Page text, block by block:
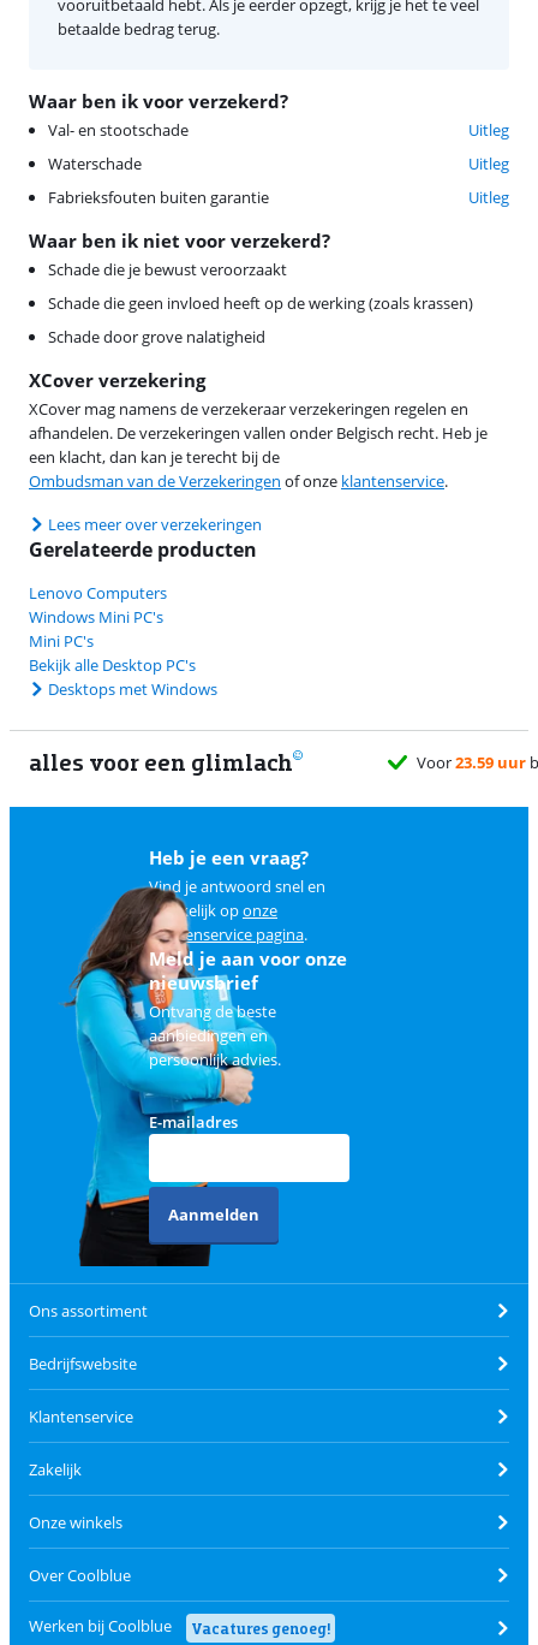
Waar ben ik voor verzekerd?
Val- en stootschade
Uitleg
Waterschade
Uitleg
Fabrieksfouten buiten garantie
Uitleg
Waar ben ik niet voor verzekerd?
Schade die je bewust veroorzaakt
Schade die geen invloed heeft op de werking (zoals krassen)
Schade door grove nalatigheid
XCover verzekering
XCover mag namens de verzekeraar verzekeringen regelen en
afhandelen. De verzekeringen vallen onder Belgisch recht. Heb je
een klacht, dan kan je terecht bij de
Ombudsman van de Verzekeringen of onze klantenservice.
Lees meer over verzekeringen
vooruitbetaald hebt. Als je eerder opzegt, krijg je het te veel
betaalde bedrag terug.
Gerelateerde producten
Lenovo Computers
Windows Mini PC's
Mini PC's
Bekijk alle Desktop PC's
Desktops met Windows
alles voor een glimlach
Heb je een vraag?
Vind je antwoord snel en
makkelijk oponze
klantenservice pagina.
Meld je aan voor onze
nieuwsbrief
Ontvang de beste
aanbiedingen en
persoonlijk advies.
E-mailadres
Aanmelden
Ons assortiment
Bedrijfswebsite
Klantenservice
Zakelijk
Onze winkels
Over Coolblue
Werken bij Coolblue Vacatures genoeg!